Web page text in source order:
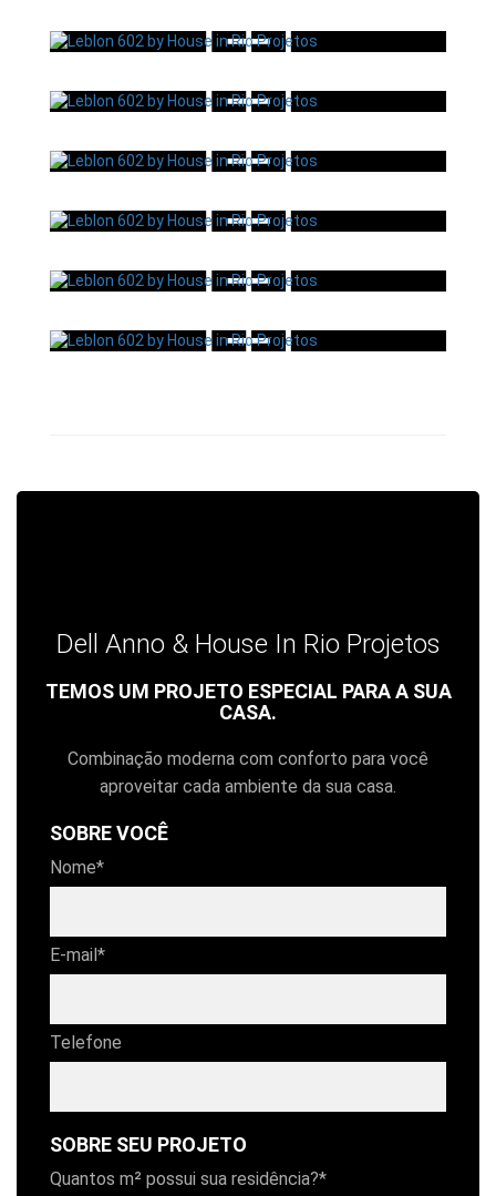
Dell Anno & House In Rio Projetos
TEMOS UM PROJETO ESPECIAL PARA A SUA
CASA.
Combinação moderna com conforto para você
aproveitar cada ambiente da sua casa.
SOBRE VOCÊ
Nome*
E-mail*
Telefone
SOBRE SEU PROJETO
Quantos m² possui sua residência?*